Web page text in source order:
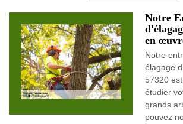
Notre
en
Notre
élagage
57320
étudier
grands
pouvez